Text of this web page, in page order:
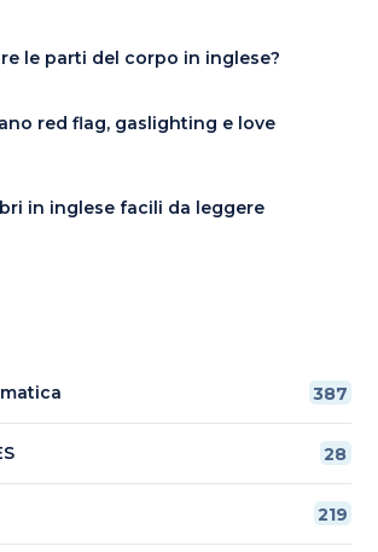
le parti del corpo in inglese?
red flag, gaslighting e love
in inglese facili da leggere
387
28
219